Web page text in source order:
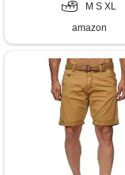
M S XL
amazon